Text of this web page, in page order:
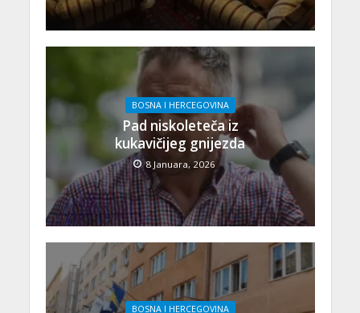
BOSNA I HERCEGOVINA
Pad niskoleteča iz
kukavičijeg gnijezda
8 Januara, 2026
BOSNA I HERCEGOVINA